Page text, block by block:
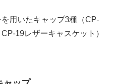
用いたキャップ3種（CP-
19レザーキャスケット）